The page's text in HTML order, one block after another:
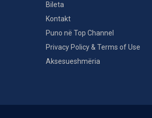
Bileta
Kontakt
Puno në Top Channel
Privacy Policy & Terms of Use
Aksesueshmëria